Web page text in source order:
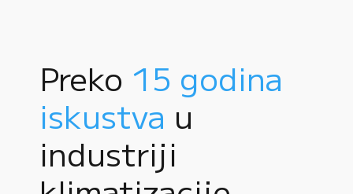
Preko 15 godina
iskustva u
industriji